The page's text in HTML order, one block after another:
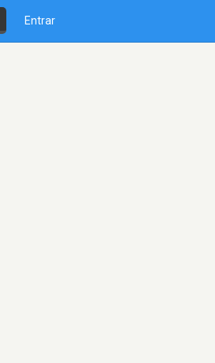
Entrar